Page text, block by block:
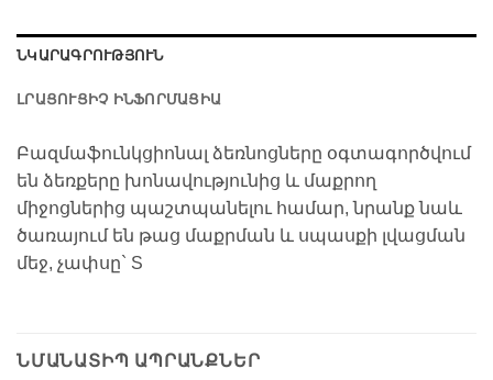
ՆԿԱՐԱԳՐՈՒԹՅՈՒՆ
ԼՐԱՑՈՒՑԻՉ ԻՆՖՈՐՄԱՑԻԱ
Բազմաֆունկցիոնալ ձեռնոցները օգտագործվում
են ձեռքերը խոնավությունից և մաքրող
միջոցներից պաշտպանելու համար, նրանք նաև
ծառայում են թաց մաքրման և սպասքի լվացման
մեջ, չափսը` S
ՆՄԱՆԱՏԻՊ ԱՊՐԱՆՔՆԵՐ